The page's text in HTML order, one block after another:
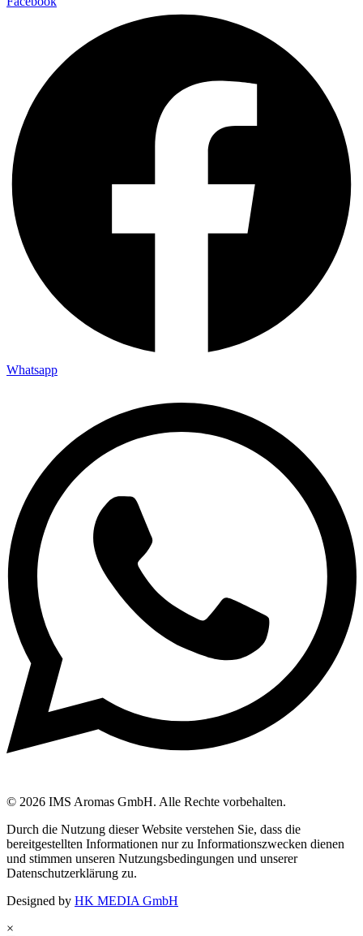
Whatsapp
© 2026 IMS Aromas GmbH. Alle Rechte vorbehalten.
Durch die Nutzung dieser Website verstehen Sie, dass die
bereitgestellten Informationen nur zu Informationszwecken dienen
und stimmen unseren Nutzungsbedingungen und unserer
Datenschutzerklärung zu.
Designed by HK MEDIA GmbH
×